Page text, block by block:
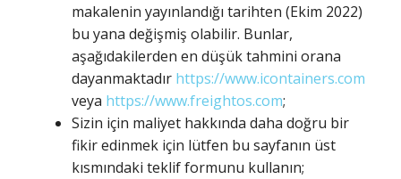
makalenin yayınlandığı tarihten (Ekim 2022)
bu yana değişmiş olabilir. Bunlar,
aşağıdakilerden en düşük tahmini orana
dayanmaktadır https://www.icontainers.com
veya https://www.freightos.com;
Sizin için maliyet hakkında daha doğru bir
fikir edinmek için lütfen bu sayfanın üst
kısmındaki teklif formunu kullanın;